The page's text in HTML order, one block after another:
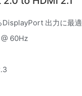
DisplayPort 出力に最適
60Hz